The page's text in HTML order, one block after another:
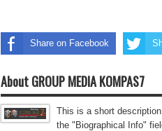
Share on Facebook
About GROUP MEDIA KOMPAS7
This is a short
the "Biographical Info"